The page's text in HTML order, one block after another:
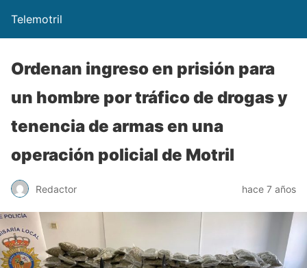
Telemotril
Ordenan ingreso en prisión para
un hombre por tráfico de drogas y
tenencia de armas en una
operación policial de Motril
Redactor hace 7 años